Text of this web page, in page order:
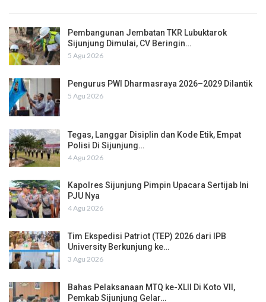
Pembangunan Jembatan TKR Lubuktarok
Sijunjung Dimulai, CV Beringin…
5 Agu 2026
Pengurus PWI Dharmasraya 2026–2029 Dilantik
5 Agu 2026
Tegas, Langgar Disiplin dan Kode Etik, Empat
Polisi Di Sijunjung…
4 Agu 2026
Kapolres Sijunjung Pimpin Upacara Sertijab Ini
PJU Nya
4 Agu 2026
Tim Ekspedisi Patriot (TEP) 2026 dari IPB
University Berkunjung ke…
3 Agu 2026
Bahas Pelaksanaan MTQ ke-XLII Di Koto VII,
Pemkab Sijunjung Gelar…